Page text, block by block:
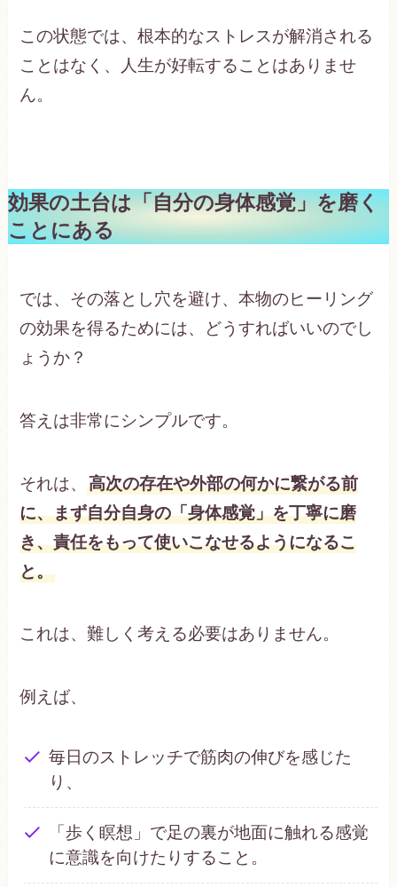
この状態では、根本的なストレスが解消される
ことはなく、人生が好転することはありませ
ん。
効果の土台は「自分の身体感覚」を磨く
ことにある
では、その落とし穴を避け、本物のヒーリング
の効果を得るためには、どうすればいいのでし
ょうか？
答えは非常にシンプルです。
それは、高次の存在や外部の何かに繋がる前
に、まず自分自身の「身体感覚」を丁寧に磨
き、責任をもって使いこなせるようになるこ
と。
これは、難しく考える必要はありません。
例えば、
毎日のストレッチで筋肉の伸びを感じた
り、
「歩く瞑想」で足の裏が地面に触れる感覚
に意識を向けたりすること。